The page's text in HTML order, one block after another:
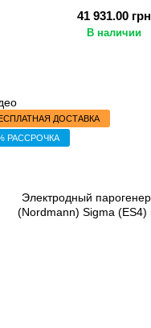
41 931.00 грн
В наличии
ДОСТАВКА
РАССРОЧКА